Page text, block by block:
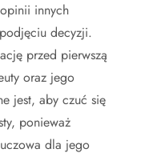
innych
decyzji.
przed pierwszą
oraz jego
jest, aby czuć się
ponieważ
dla jego